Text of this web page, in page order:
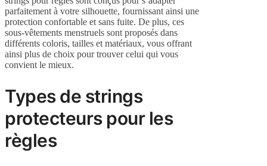
parfaitement à votre silhouette, fournissant ainsi une
protection confortable et sans fuite. De plus, ces
sous-vêtements menstruels sont proposés dans
différents coloris, tailles et matériaux, vous offrant
ainsi plus de choix pour trouver celui qui vous
convient le mieux.
Types de strings
protecteurs pour les
règles